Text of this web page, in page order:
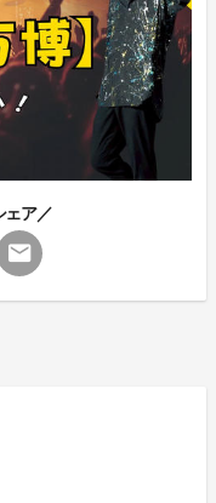
ェア／